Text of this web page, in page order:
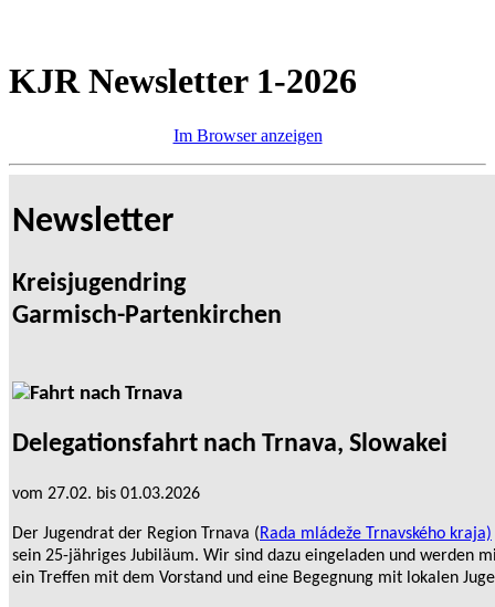
KJR Newsletter 1-2026
Im Browser anzeigen
Newsletter
Kreisjugendring
Garmisch-Partenkirchen
Delegationsfahrt nach Trnava, Slowakei
vom 27.02. bis 01.03.2026
Der Jugendrat der Region Trnava (Rada mládeže Trnavského kraja)
sein 25-jähriges Jubiläum. Wir sind dazu eingeladen und werden
ein Treffen mit dem Vorstand und eine Begegnung mit lokalen